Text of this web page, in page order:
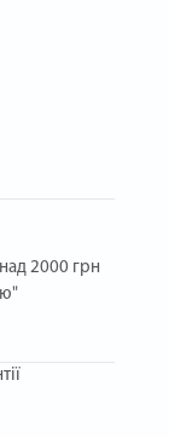
2000 грн